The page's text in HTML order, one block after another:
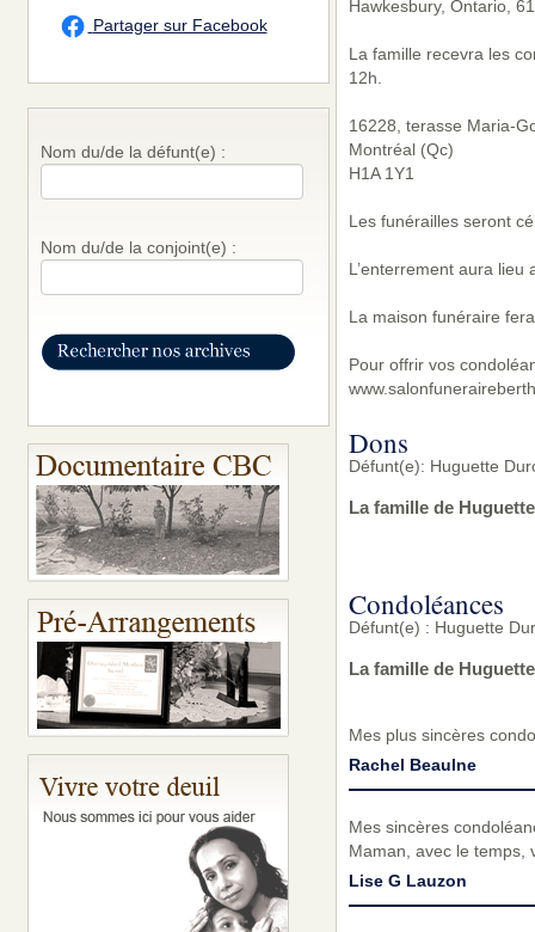
Partager sur Facebook
Nom du/de la défunt(e) :
Nom du/de la conjoint(e) :
Hawkesbury, Ontario,
La famille recevra les
12h.
16228, terasse Maria-
Montréal (Qc)
H1A 1Y1
Les funérailles seront
L’enterrement aura
La maison funéraire
Pour offrir vos
Dons
Défunt(e): Huguette
La famille de
Condoléances
Défunt(e) : Huguette
La famille de
Mes plus sincères
Rachel Beaulne
Mes sincères
Maman, avec le temps,
Lise G Lauzon